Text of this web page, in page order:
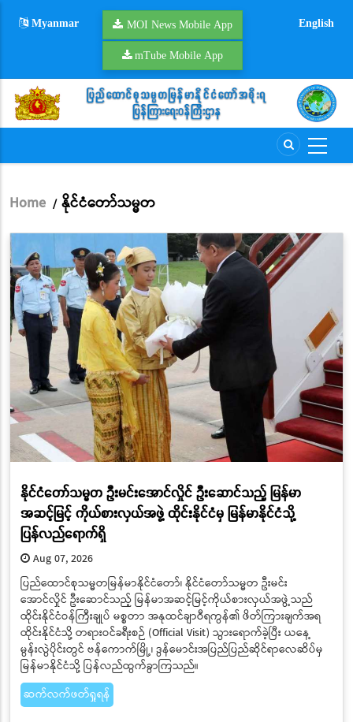
Myanmar MOI News Mobile App
mTube Mobile App
English
Breadcrumb
Home / နိုင်ငံတော်သမ္မတ
နိုင်ငံတော်သမ္မတ ဦးမင်းအောင်လှိုင် ဦးဆောင်သည့် မြန်မာ
အဆင့်မြင့် ကိုယ်စားလှယ်အဖွဲ့ ထိုင်းနိုင်ငံမှ မြန်မာနိုင်ငံသို့
ပြန်လည်ရောက်ရှိ
Aug 07, 2026
ပြည်ထောင်စုသမ္မတမြန်မာနိုင်ငံတော်၊ နိုင်ငံတော်သမ္မတ ဦးမင်း
အောင်လှိုင် ဦးဆောင်သည့် မြန်မာအဆင့်မြင့်ကိုယ်စားလှယ်အဖွဲ့သည်
ထိုင်းနိုင်ငံဝန်ကြီးချုပ် မစ္စတာ အနုထင်ချာဝီရကွန်၏ ဖိတ်ကြားချက်အရ
ထိုင်းနိုင်ငံသို့ တရားဝင်ခရီးစဉ် (Official Visit) သွားရောက်ခဲ့ပြီး ယနေ့
မွန်းလွဲပိုင်းတွင် ဗန်ကောက်မြို့၊ ဒွန်မောင်းအပြည်ပြည်ဆိုင်ရာလေဆိပ်မှ
မြန်မာနိုင်ငံသို့ ပြန်လည်ထွက်ခွာကြသည်။
ဆက်လက်ဖတ်ရှုရန်